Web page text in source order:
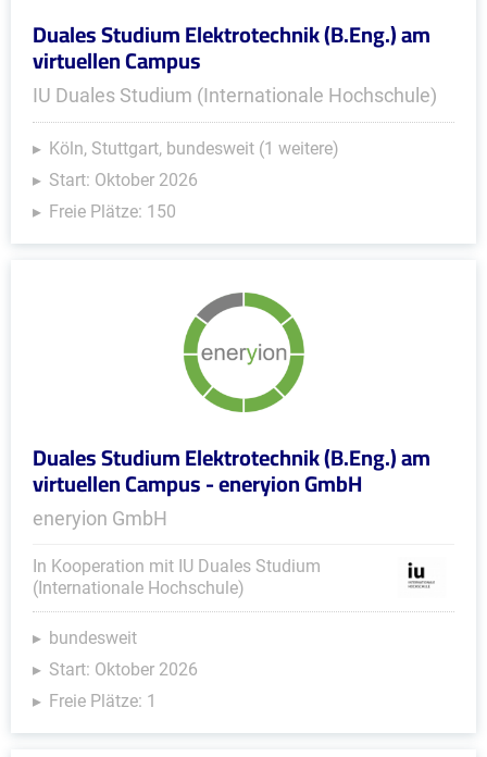
Duales Studium Elektrotechnik (B.Eng.) am
virtuellen Campus
IU Duales Studium (Internationale Hochschule)
Köln, Stuttgart, bundesweit (1 weitere)
Start: Oktober 2026
Freie Plätze: 150
Duales Studium Elektrotechnik (B.Eng.) am
virtuellen Campus - eneryion GmbH
eneryion GmbH
In Kooperation mit IU Duales Studium
(Internationale Hochschule)
bundesweit
Start: Oktober 2026
Freie Plätze: 1